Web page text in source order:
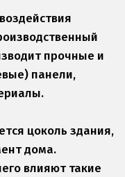
прочные и
панели,
цоколь здания,
дома.
влияют такие